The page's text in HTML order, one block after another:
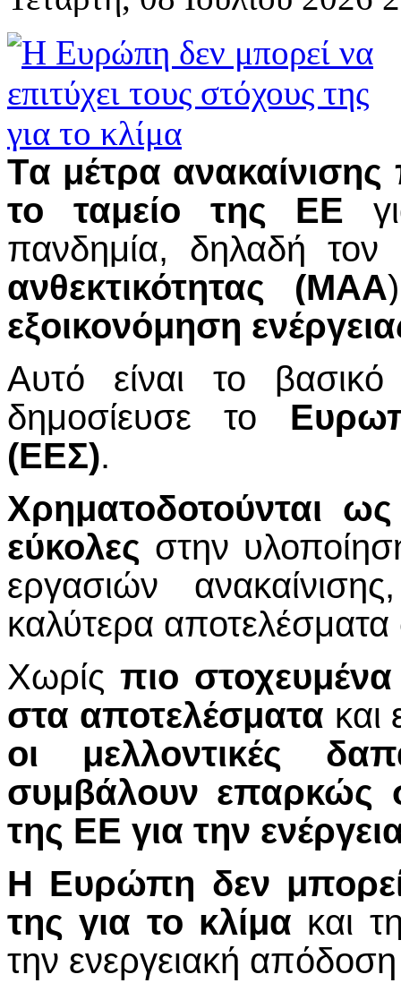
Tα μέτρα
το ταμείο της ΕΕ
πανδημία, δηλαδή τον
ανθεκτικότητας (ΜΑΑ
εξοικονόμηση
Αυτό είναι το
δημοσίευσε το
(ΕΕΣ).
Χρηματοδοτούνται
εύκολες στην
εργασιών
καλύτερα
Χωρίς πιο
στα αποτελέσματα και
οι μελλοντικές
συμβάλουν επαρκώς
της ΕΕ για την
Η Ευρώπη δεν μπορεί
της για το κλίμα και
την ενεργειακή